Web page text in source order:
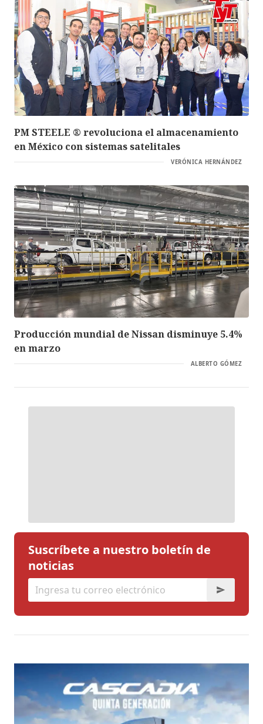
PM STEELE ® revoluciona el almacenamiento
en México con sistemas satelitales
VERÓNICA HERNÁNDEZ
Producción mundial de Nissan disminuye 5.4%
en marzo
ALBERTO GÓMEZ
Suscríbete a nuestro boletín de
noticias